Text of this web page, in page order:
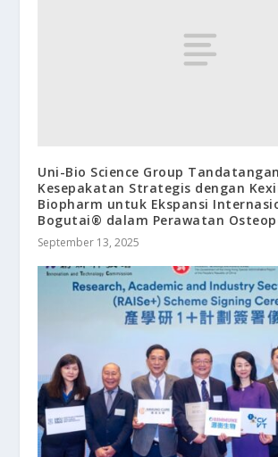
Uni-Bio Science Group
Kesepakatan Strategis dengan
Biopharm untuk Ekspansi
Bogutai® dalam Perawatan
September 13, 2025